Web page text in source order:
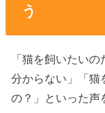
う
「猫を飼いたい
分からない」「猫
の？」といった声